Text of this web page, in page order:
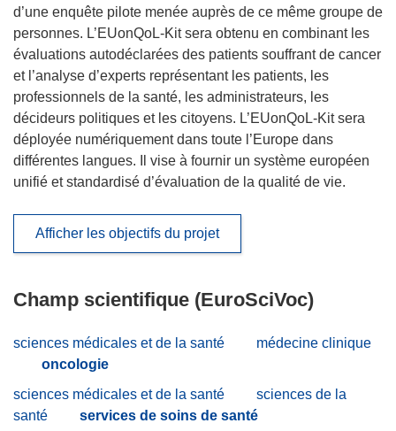
d’une enquête pilote menée auprès de ce même groupe de
personnes. L’EUonQoL-Kit sera obtenu en combinant les
évaluations autodéclarées des patients souffrant de cancer
et l’analyse d’experts représentant les patients, les
professionnels de la santé, les administrateurs, les
décideurs politiques et les citoyens. L’EUonQoL-Kit sera
déployée numériquement dans toute l’Europe dans
différentes langues. Il vise à fournir un système européen
unifié et standardisé d’évaluation de la qualité de vie.
Afficher les objectifs du projet
Champ scientifique (EuroSciVoc)
sciences médicales et de la santé
médecine clinique
oncologie
sciences médicales et de la santé
sciences de la
santé
services de soins de santé